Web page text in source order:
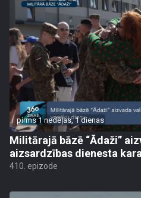
pirms 1 nedēļas, 1 dienas
Militārajā bāzē “Ādaži”
aizsardzības dienesta
410. epizode